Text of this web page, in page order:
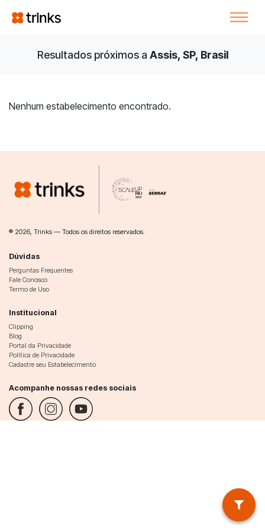
Resultados próximos a Assis, SP, Brasil
Nenhum estabelecimento encontrado.
® 2026, Trinks — Todos os direitos reservados.
Dúvidas
Perguntas Frequentes
Fale Conosco
Termo de Uso
Institucional
Clipping
Blog
Portal da Privacidade
Política de Privacidade
Cadastre seu Estabelecimento
Acompanhe nossas redes sociais